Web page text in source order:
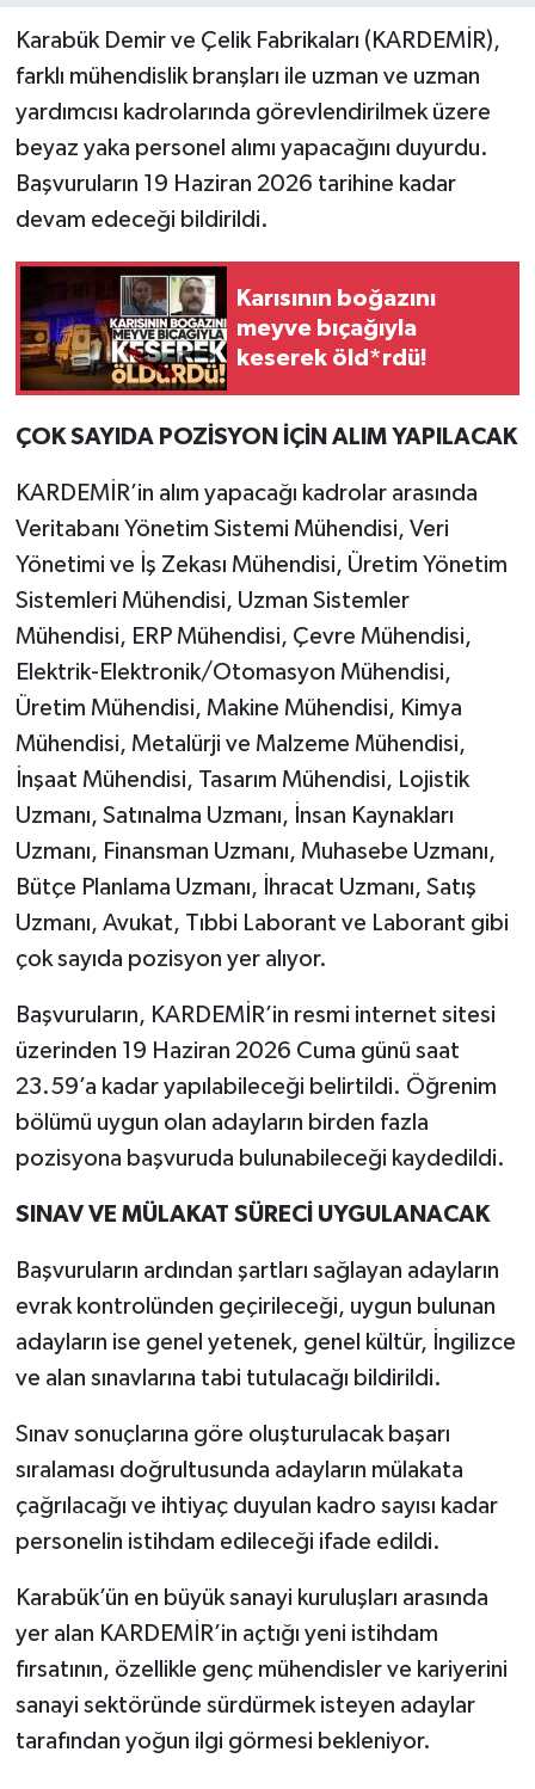
Karabük Demir ve Çelik Fabrikaları (KARDEMİR),
farklı mühendislik branşları ile uzman ve uzman
yardımcısı kadrolarında görevlendirilmek üzere
beyaz yaka personel alımı yapacağını duyurdu.
Başvuruların 19 Haziran 2026 tarihine kadar
devam edeceği bildirildi.
Karısının boğazını
meyve bıçağıyla
keserek öld*rdü!
ÇOK SAYIDA POZİSYON İÇİN ALIM YAPILACAK
KARDEMİR’in alım yapacağı kadrolar arasında
Veritabanı Yönetim Sistemi Mühendisi, Veri
Yönetimi ve İş Zekası Mühendisi, Üretim Yönetim
Sistemleri Mühendisi, Uzman Sistemler
Mühendisi, ERP Mühendisi, Çevre Mühendisi,
Elektrik-Elektronik/Otomasyon Mühendisi,
Üretim Mühendisi, Makine Mühendisi, Kimya
Mühendisi, Metalürji ve Malzeme Mühendisi,
İnşaat Mühendisi, Tasarım Mühendisi, Lojistik
Uzmanı, Satınalma Uzmanı, İnsan Kaynakları
Uzmanı, Finansman Uzmanı, Muhasebe Uzmanı,
Bütçe Planlama Uzmanı, İhracat Uzmanı, Satış
Uzmanı, Avukat, Tıbbi Laborant ve Laborant gibi
çok sayıda pozisyon yer alıyor.
Başvuruların, KARDEMİR’in resmi internet sitesi
üzerinden 19 Haziran 2026 Cuma günü saat
23.59’a kadar yapılabileceği belirtildi. Öğrenim
bölümü uygun olan adayların birden fazla
pozisyona başvuruda bulunabileceği kaydedildi.
SINAV VE MÜLAKAT SÜRECİ UYGULANACAK
Başvuruların ardından şartları sağlayan adayların
evrak kontrolünden geçirileceği, uygun bulunan
adayların ise genel yetenek, genel kültür, İngilizce
ve alan sınavlarına tabi tutulacağı bildirildi.
Sınav sonuçlarına göre oluşturulacak başarı
sıralaması doğrultusunda adayların mülakata
çağrılacağı ve ihtiyaç duyulan kadro sayısı kadar
personelin istihdam edileceği ifade edildi.
Karabük’ün en büyük sanayi kuruluşları arasında
yer alan KARDEMİR’in açtığı yeni istihdam
fırsatının, özellikle genç mühendisler ve kariyerini
sanayi sektöründe sürdürmek isteyen adaylar
tarafından yoğun ilgi görmesi bekleniyor.